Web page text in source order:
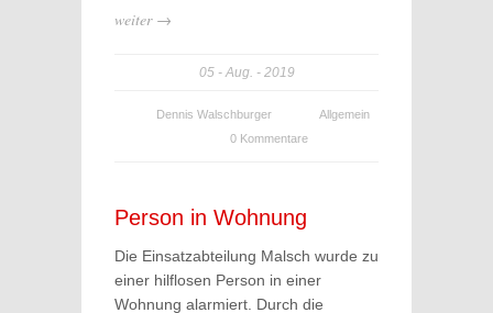
weiter →
05 Aug. 2019
Dennis Walschburger
Allgemein
0 Kommentare
Person in Wohnung
Die Einsatzabteilung Malsch wurde zu
einer hilflosen Person in einer
Wohnung alarmiert. Durch die